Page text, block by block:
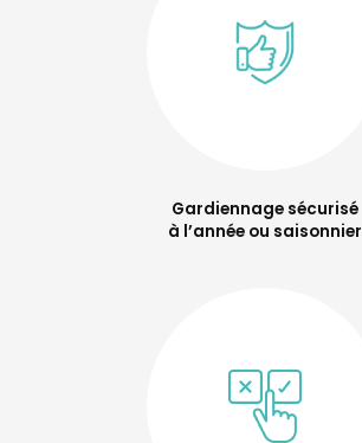
Gardiennage sécurisé
à l’année ou saisonnier